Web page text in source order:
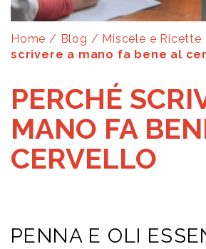
Home / Blog / Miscele e Ricette
scrivere a mano fa bene al
PERCHÉ
MANO FA
CERVELLO
PENNA E OLI